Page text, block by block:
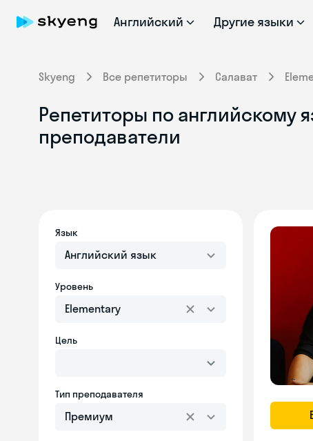
Английский Другие языки
Skyeng Все репетиторы Салават
Репетиторы по английскому
преподаватели
Язык
Английский язык
Уровень
Elementary
Цель
Тип преподавателя
Премиум